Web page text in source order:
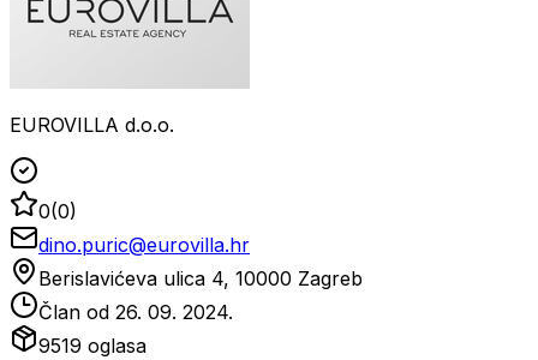
EUROVILLA d.o.o.
0(0)
dino.puric@eurovilla.hr
Berislavićeva ulica 4, 10000 Zagreb
Član od 26. 09. 2024.
9519 oglasa